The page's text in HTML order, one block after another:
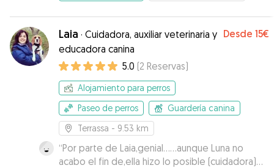
Laia · Cuidadora, auxiliar veterinaria y
educadora canina
Desde 15€
5.0 (2 Reservas)
Alojamiento para perros
Paseo de perros
Guardería canina
Terrassa - 9.53 km
“Por parte de Laia,genial……aunque Luna no
acabo el fin de,ella hizo lo posible (cuidadora)